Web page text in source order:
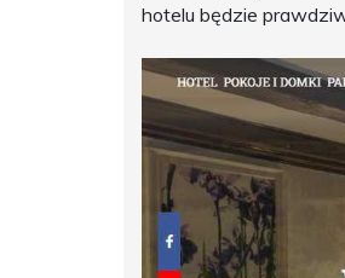
hotelu będzie